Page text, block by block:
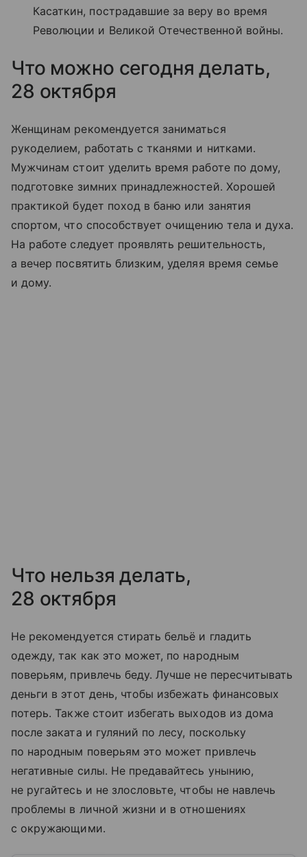
Касаткин, пострадавшие за веру во время
Революции и Великой Отечественной войны.
Что можно сегодня делать,
28 октября
Женщинам рекомендуется заниматься
рукоделием, работать с тканями и нитками.
Мужчинам стоит уделить время работе по дому,
подготовке зимних принадлежностей. Хорошей
практикой будет поход в баню или занятия
спортом, что способствует очищению тела и духа.
На работе следует проявлять решительность,
а вечер посвятить близким, уделяя время семье
и дому.
Что нельзя делать,
28 октября
Не рекомендуется стирать бельё и гладить
одежду, так как это может, по народным
поверьям, привлечь беду. Лучше не пересчитывать
деньги в этот день, чтобы избежать финансовых
потерь. Также стоит избегать выходов из дома
после заката и гуляний по лесу, поскольку
по народным поверьям это может привлечь
негативные силы. Не предавайтесь унынию,
не ругайтесь и не злословьте, чтобы не навлечь
проблемы в личной жизни и в отношениях
с окружающими.